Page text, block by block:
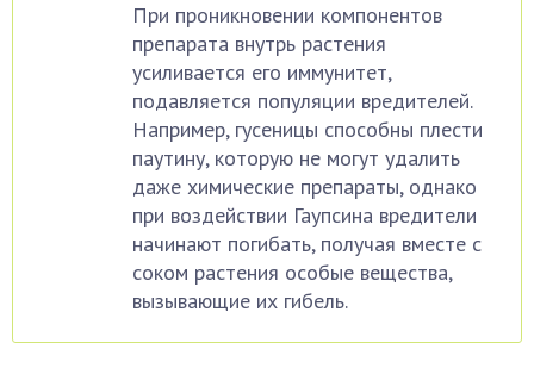
При проникновении компонентов
препарата внутрь растения
усиливается его иммунитет,
подавляется популяции вредителей.
Например, гусеницы способны плести
паутину, которую не могут удалить
даже химические препараты, однако
при воздействии Гаупсина вредители
начинают погибать, получая вместе с
соком растения особые вещества,
вызывающие их гибель.